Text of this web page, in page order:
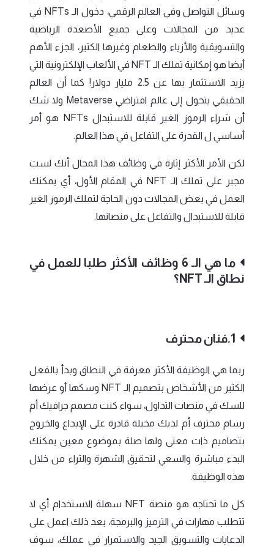
وسائل التواصل وفي العالم الرقمي، دخول الـ NFTs في
عديد من المجالات وعلى جميع الأصعدة الرياضية
والتسويقية والأزياء والطعام وغيرها الكثير، الجزء الأهم
أيضا هو إمكانية تملك الـ NFT في الألعاب الإلكترونية التي
يزيد الاستثمار بها عن 2.5 مليار دولار! كما أن العالم
الحقيقي يتحول إلى عالم افتراضي Metaverse ولا شك
أن شراء الرموز الغير قابلة للاستبدال NFTs هو أمر
أساسي ل القدرة على التفاعل في هذا العالم.
لكن الأمر الأكثر إثارة في وظائف هذا المجال أنك لست
مجبر على تملك الـ NFT في المقام الأول، أي يمكنك
العمل في بعض المجالات دون الحاجة لتملك الرموز الغير
قابلة للاستبدال والتفاعل على منصاتها.
ما هي الـ 6 وظائف الأكثر طلبا للعمل في
نطاق الـ NFT؟
1.فنان محترف
ربما هي الوظيفة الأكثر معرفة في النطاق وبدأ بالفعل
الكثير من الأشخاص بتصميم الـ NFT وسكها أو عرضها
للسك في منصات التداول، سواء كنت مصمم جرافيك أم
رسام محترف أم لديك مخيلة قادرة على الإبداع والخروج
بتصاميم ذات معنى ولها صلة بموضوع معين يمكنك
البدء مباشرة والسعي لتحقيق الشهرة والثراء من خلال
هذه الوظيفة.
كل ما تحتاجه هو منصة NFT سهلة الاستخدام أي لا
تتطلب مهارات في الترميز والبرمجة، بعد ذلك اعمل على
الدعايات والتسويق الجيد والاستمرار في عملك، سوف